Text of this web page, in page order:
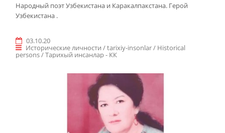
Народный поэт Узбекистана и Каракалпакстана. Герой
Узбекистана .
03.10.20
Исторические личности / tarixiy-insonlar / Historical
persons / Taрихый инсанлар - КК